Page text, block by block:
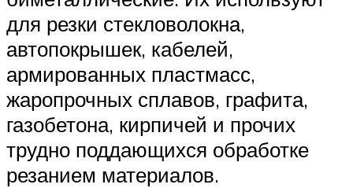
для резки стекловолокна,
автопокрышек, кабелей,
армированных пластмасс,
жаропрочных сплавов, графита,
газобетона, кирпичей и прочих
трудно поддающихся обработке
резанием материалов.